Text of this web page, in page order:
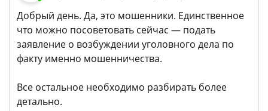
Добрый день. Да, это мошенники. Единственное
что можно посоветовать сейчас — подать
заявление о возбуждении уголовного дела по
факту именно мошенничества.
Все остальное необходимо разбирать более
детально.